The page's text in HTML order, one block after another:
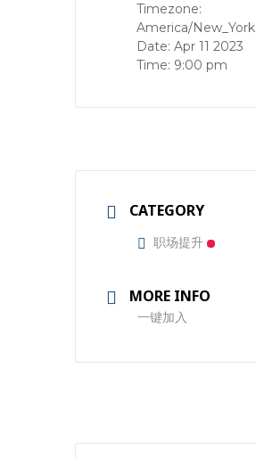
Timezone:
America/New_York
Date: Apr 11 2023
Time: 9:00 pm
CATEGORY
职场提升
MORE INFO
一键加入